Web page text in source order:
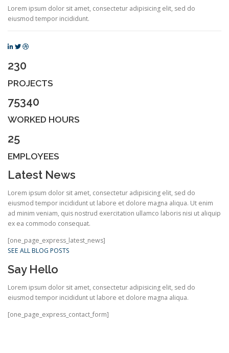
Lorem ipsum dolor sit amet, consectetur adipisicing elit, sed do
eiusmod tempor incididunt.
230
PROJECTS
75340
WORKED HOURS
25
EMPLOYEES
Latest News
Lorem ipsum dolor sit amet, consectetur adipisicing elit, sed do
eiusmod tempor incididunt ut labore et dolore magna aliqua. Ut enim
ad minim veniam, quis nostrud exercitation ullamco laboris nisi ut aliquip
ex ea commodo consequat.
[one_page_express_latest_news]
SEE ALL BLOG POSTS
Say Hello
Lorem ipsum dolor sit amet, consectetur adipisicing elit, sed do
eiusmod tempor incididunt ut labore et dolore magna aliqua.
[one_page_express_contact_form]